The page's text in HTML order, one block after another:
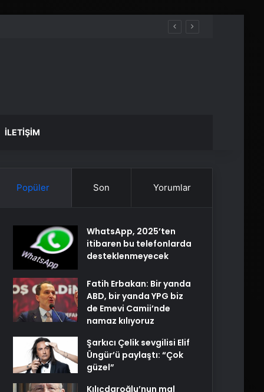
İLETIŞIM
Popüler Son Yorumlar
WhatsApp, 2025’ten
itibaren bu telefonlarda
desteklenmeyecek
Fatih Erbakan: Bir yanda
ABD, bir yanda YPG biz
de Emevi Camii’nde
namaz kılıyoruz
Şarkıcı Çelik sevgilisi Elif
Üngür’ü paylaştı: “Çok
güzel”
Kılıçdaroğlu’nun mal